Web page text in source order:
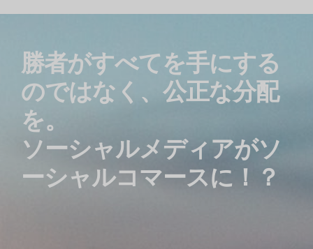
勝者がすべてを手にする
のではなく、公正な分配
を。
ソーシャルメディアがソ
ーシャルコマースに！？